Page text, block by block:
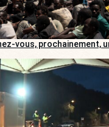
vous, prochainement,